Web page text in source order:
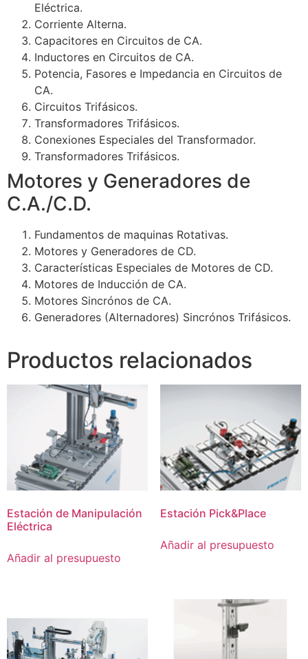
Eléctrica.
Corriente Alterna.
Capacitores en Circuitos de CA.
Inductores en Circuitos de CA.
Potencia, Fasores e Impedancia en Circuitos de
CA.
Circuitos Trifásicos.
Transformadores Trifásicos.
Conexiones Especiales del Transformador.
Transformadores Trifásicos.
Motores y Generadores de
C.A./C.D.
Fundamentos de maquinas Rotativas.
Motores y Generadores de CD.
Características Especiales de Motores de CD.
Motores de Inducción de CA.
Motores Sincrónos de CA.
Generadores (Alternadores) Sincrónos Trifásicos.
Productos relacionados
Estación de Manipulación
Eléctrica
Añadir al presupuesto
Estación Pick&Place
Añadir al presupuesto